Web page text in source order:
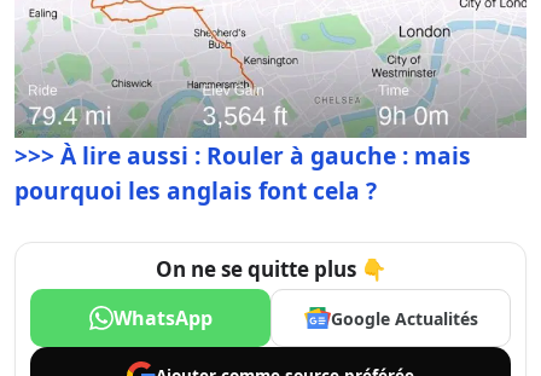
>>> À lire aussi : Rouler à gauche : mais
pourquoi les anglais font cela ?
On ne se quitte plus 👇
WhatsApp Google Actualités